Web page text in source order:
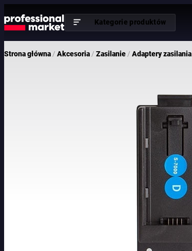
Kategorie produktów
Strona główna/ Akcesoria/ Zasilanie/ Adaptery zasilania